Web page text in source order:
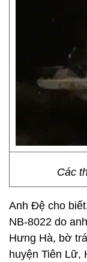
Các
Anh Đệ cho
NB-8022 do
Hưng Hà, bờ
huyện Tiên Lữ,